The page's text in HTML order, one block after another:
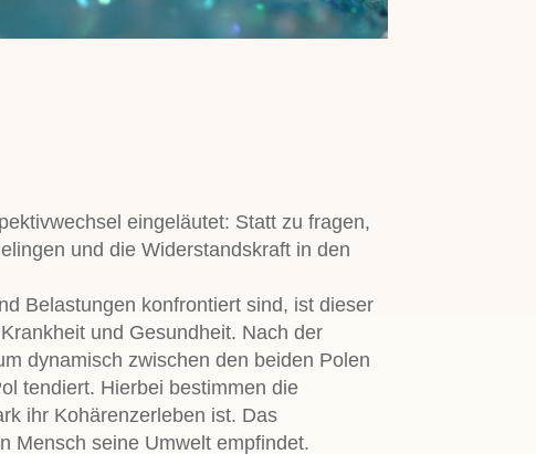
eingeläutet: Statt zu fragen,
und die Widerstandskraft in den
Belastungen konfrontiert sind, ist dieser
und Gesundheit. Nach der
dynamisch zwischen den beiden Polen
tendiert. Hierbei bestimmen die
ihr Kohärenzerleben ist. Das
Mensch seine Umwelt empfindet.